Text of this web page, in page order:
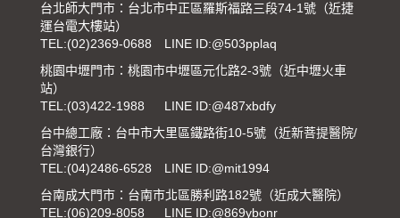
台北師大門市：台北市中正區羅斯福路三段74-1號（近捷
運台電大樓站）
TEL:(02)2369-0688
LINE ID:@503pplaq
桃園中壢門市：桃園市中壢區元化路2-3號（近中壢火車
站）
TEL:(03)422-1988
LINE ID:@487xbdfy
台中總工廠：台中市大里區鐵路街10-5號（近新菩提醫院/
台灣銀行）
TEL:(04)2486-6528
LINE ID:@mit1994
台南成大門市：台南市北區勝利路182號（近成大醫院）
TEL:(06)209-8058 LINE ID:@869ybonr